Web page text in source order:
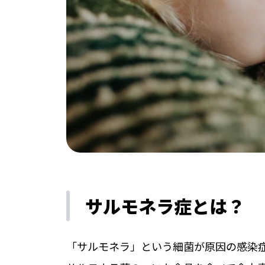
サルモネラ症とは？
「サルモネラ」という細菌が原因の感染